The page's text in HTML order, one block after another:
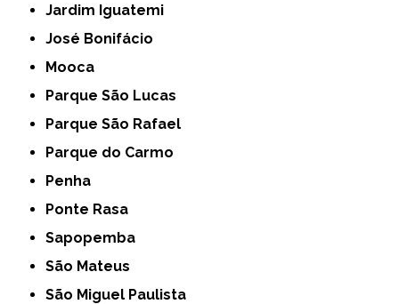
Jardim Iguatemi
José Bonifácio
Mooca
Parque São Lucas
Parque São Rafael
Parque do Carmo
Penha
Ponte Rasa
Sapopemba
São Mateus
São Miguel Paulista